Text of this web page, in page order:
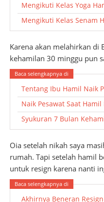
Mengikuti Kelas Yoga
Mengikuti Kelas Senam
Karena akan melahirkan di
kehamilan 30 minggu pun
Tentang Ibu Hamil Naik
Naik Pesawat Saat Hamil
Syukuran 7 Bulan
Oia setelah nikah saya
rumah. Tapi setelah hamil
untuk resign karena nanti
Akhirnya Beneran Resign